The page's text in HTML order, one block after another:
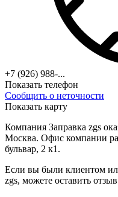
+7 (926) 988-...
Показать телефон
Сообщить о неточности
Показать карту
Компания Заправка zgs
Москва. Офис компании
бульвар, 2 к1.
Если вы были клиентом
zgs, можете оставить